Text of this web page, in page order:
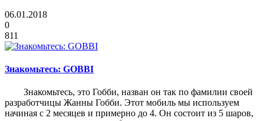
06.01.2018
0
811
Знакомьтесь: GOBBI
Знакомьтесь, это Гобби, назван он так по фамилии своей
разработчицы Жанны Гобби. Этот мобиль мы используем
начиная с 2 месяцев и примерно до 4. Он состоит из 5 шаров,